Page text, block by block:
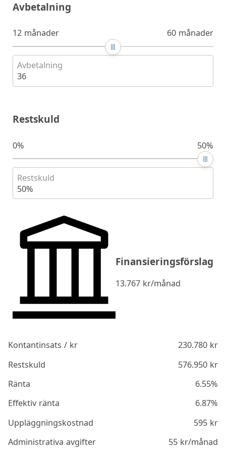
Avbetalning
12 månader 60 månader
Avbetalning
36
Restskuld
0% 50%
Restskuld
50%
Finansieringsförslag
13.767 kr/månad
Kontantinsats / kr 230.780kr
Restskuld
576.950kr
Ränta
6.55%
Effektiv ränta
6.87%
Uppläggningskostnad
595kr
Administrativa avgifter
55kr/månad